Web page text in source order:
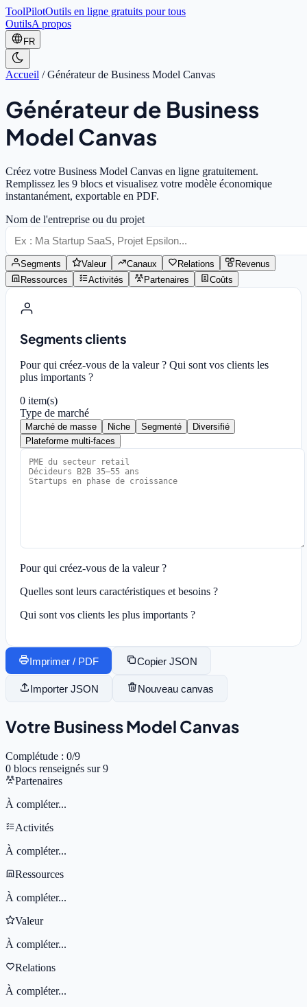
ToolPilotOutils en ligne gratuits pour tous
OutilsA propos
FR
Accueil /Générateur de Business Model Canvas
Générateur de Business
Model Canvas
Créez votre Business Model Canvas en ligne gratuitement.
Remplissez les 9 blocs et visualisez votre modèle économique
instantanément, exportable en PDF.
Nom de l'entreprise ou du projet
Segments Valeur Canaux Relations
Revenus
Ressources
Activités Partenaires Coûts
Segments clients
Pour qui créez-vous de la valeur ? Qui sont vos clients les
plus importants ?
0 item(s)
Type de marché
Marché de masse Niche Segmenté
Diversifié
Plateforme multi-faces
Pour qui créez-vous de la valeur ?
Quelles sont leurs caractéristiques et besoins ?
Qui sont vos clients les plus importants ?
Imprimer / PDF Copier JSON
Importer JSON Nouveau canvas
Votre Business Model Canvas
Complétude : 0/9
0 blocs renseignés sur 9
Partenaires
À compléter...
Activités
À compléter...
Ressources
À compléter...
Valeur
À compléter...
Relations
À compléter...